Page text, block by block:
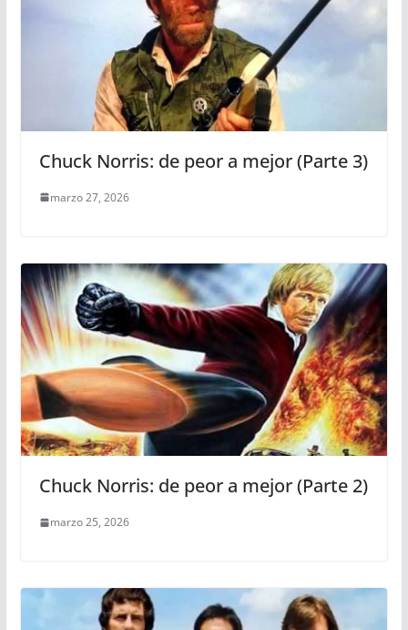
Chuck Norris: de peor a mejor (Parte 3)
marzo 27, 2026
Chuck Norris: de peor a mejor (Parte 2)
marzo 25, 2026